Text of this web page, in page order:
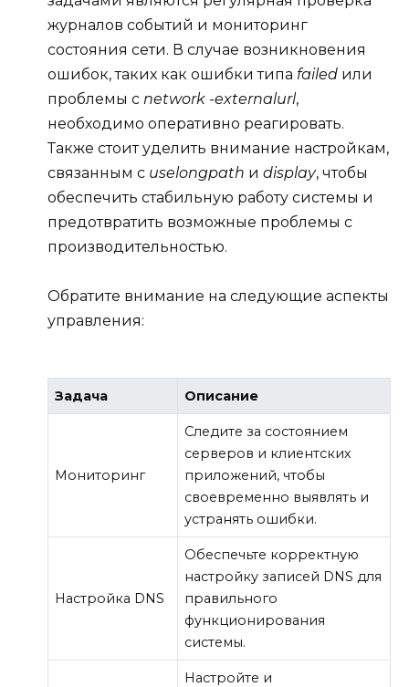
журналов событий и мониторинг
состояния сети. В случае возникновения
ошибок, таких как ошибки типа fаiled или
проблемы с network -externalurl,
необходимо оперативно реагировать.
Также стоит уделить внимание настройкам,
связанным с uselongpath и display, чтобы
обеспечить стабильную работу системы и
предотвратить возможные проблемы с
производительностью.
Обратите внимание на следующие аспекты
управления:
Задача Описание
Мониторинг
Следите за состоянием
серверов и клиентских
приложений, чтобы
своевременно выявлять и
устранять ошибки.
Настройка DNS
Обеспечьте корректную
настройку записей DNS для
правильного
функционирования
системы.
Настройте и